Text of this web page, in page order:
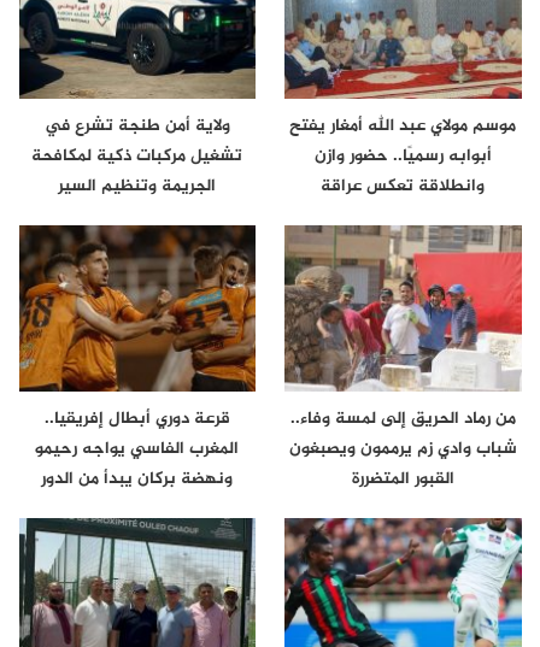
موسم مولاي عبد الله أمغار يفتح
أبوابه رسميًا.. حضور وازن
وانطلاقة تعكس عراقة
ولاية أمن طنجة تشرع في
تشغيل مركبات ذكية لمكافحة
الجريمة وتنظيم السير
من رماد الحريق إلى لمسة وفاء..
شباب وادي زم يرممون ويصبغون
القبور المتضررة
قرعة دوري أبطال إفريقيا..
المغرب الفاسي يواجه رحيمو
ونهضة بركان يبدأ من الدور